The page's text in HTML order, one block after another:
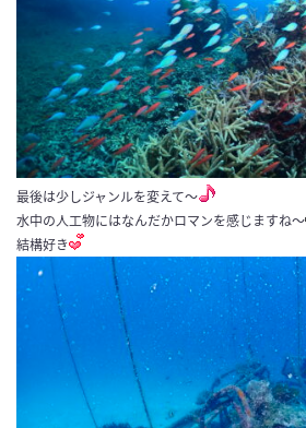
最後は少しジャンルを変えて〜
水中の人工物にはなんだかロマンを感じますね〜
結構好き